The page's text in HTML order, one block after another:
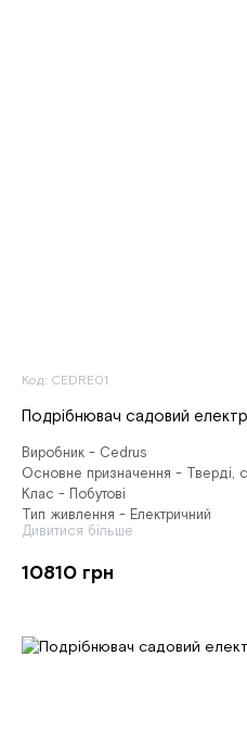
Код: CEDRE01
Подрібнювач садовий
Виробник - Cedrus
Основне призначення - Тверді,
Клас - Побутові
Тип живлення - Електричний
Дивитися більше
10810 грн